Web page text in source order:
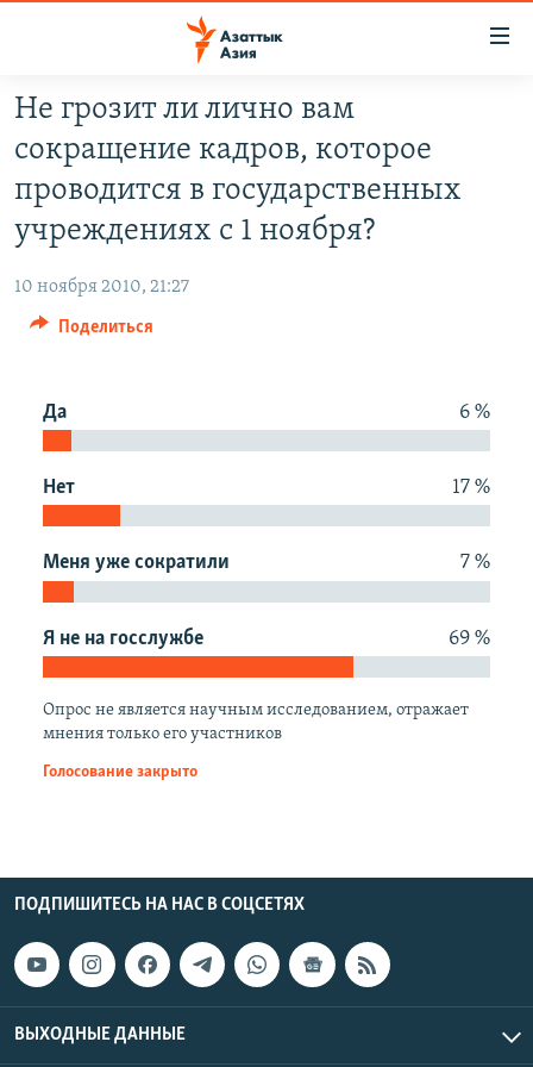
Вернуться
основному
содержанию
Вернутся
главной
навигации
Вернутся
ЦЕНТРАЛЬНАЯ АЗИЯ
КАЗАХСТАН
ТАДЖИКИСТАН
НОВОСТИ
ВОЙНА В УКРАИНЕ
НА ДРУГИХ ЯЗЫКАХ
ҚАЗАҚША
КЫРГЫЗЧА
ТОҶИКӢ
ПОДПИШИТЕСЬ НА НАС В СОЦСЕТЯХ
Все сайты РСЕ/РС
Не грозит ли лично вам
сокращение кадров, которое
проводится в государственных
учреждениях с 1 ноября?
10 ноября 2010, 21:27
Поделиться
Да 6 %
Нет 17 %
Меня уже сократили 7 %
Я не на госслужбе 69 %
Опрос не является научным исследованием, отражает
мнения только его участников
Голосование закрыто
ПОДПИШИТЕСЬ НА НАС В СОЦСЕТЯХ
ВЫХОДНЫЕ ДАННЫЕ